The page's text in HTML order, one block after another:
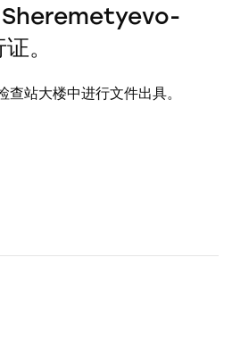
Sheremetyevo-
。
站大楼中进行文件出具。